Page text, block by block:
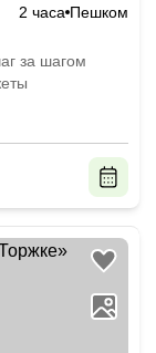
2 часа Пешком
за шагом